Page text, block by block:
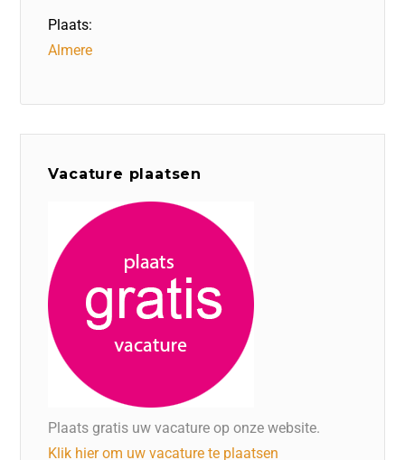
Plaats:
Almere
Vacature plaatsen
Plaats gratis uw vacature op onze website.
Klik hier om uw vacature te plaatsen